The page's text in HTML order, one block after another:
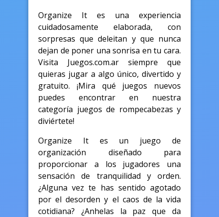
Organize It es una experiencia
cuidadosamente elaborada, con
sorpresas que deleitan y que nunca
dejan de poner una sonrisa en tu cara.
Visita Juegos.com.ar siempre que
quieras jugar a algo único, divertido y
gratuito. ¡Mira qué juegos nuevos
puedes encontrar en nuestra
categoría juegos de rompecabezas y
diviértete!
Organize It es un juego de
organización diseñado para
proporcionar a los jugadores una
sensación de tranquilidad y orden.
¿Alguna vez te has sentido agotado
por el desorden y el caos de la vida
cotidiana? ¿Anhelas la paz que da